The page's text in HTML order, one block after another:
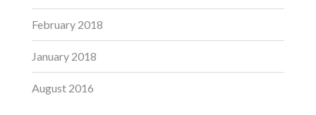
February 2018
January 2018
August 2016